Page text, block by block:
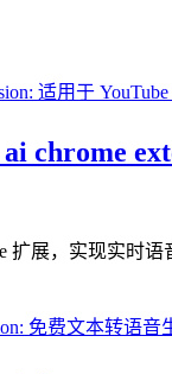
chrome
扩展，实现实时